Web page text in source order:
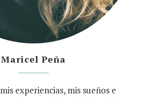
Maricel Peña
experiencias, mis sueños e